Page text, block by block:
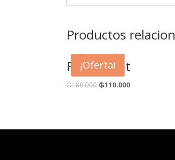
Productos
¡Oferta!
Flower Hat
₲180.000 ₲110.000